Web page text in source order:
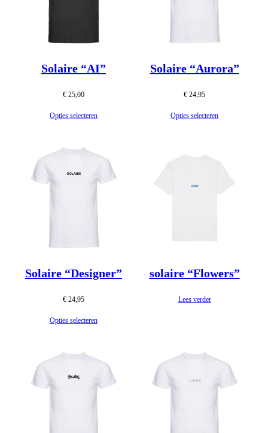
Solaire “AI”
€ 25,00
Opties selecteren
Solaire “Aurora”
€ 24,95
Opties selecteren
Solaire “Designer”
€ 24,95
Opties selecteren
solaire “Flowers”
Lees verder